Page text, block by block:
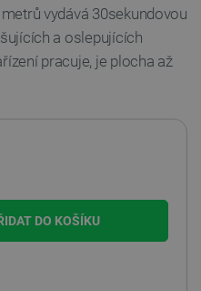
vydává 30sekundovou
a oslepujících
pracuje, je plocha až
DO KOŠÍKU